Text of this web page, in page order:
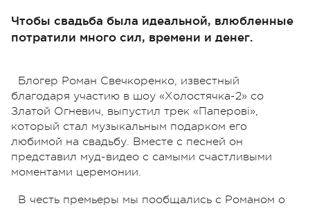
Чтобы свадьба была идеальной, влюбленные
потратили много сил, времени и денег.
Блогер Роман Свечкоренко, известный
благодаря участию в шоу «Холостячка-2» со
Златой Огневич, выпустил трек «Паперові»,
который стал музыкальным подарком его
любимой на свадьбу. Вместе с песней он
представил муд-видео с самыми счастливыми
моментами церемонии.
В честь премьеры мы пообщались с Романом о